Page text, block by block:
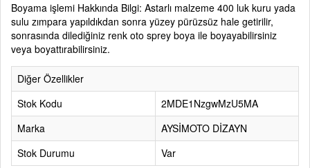
Boyama işlemi Hakkında Bilgi: Astarlı malzeme 400 luk kuru yada
sulu zımpara yapıldıkdan sonra yüzey pürüzsüz hale getirilir,
sonrasında dilediğiniz renk oto sprey boya ile boyayabilirsiniz
veya boyattırabilirsiniz.
Diğer Özellikler
Stok Kodu
2MDE1NzgwMzU5MA
Marka
AYSİMOTO DİZAYN
Stok Durumu
Var